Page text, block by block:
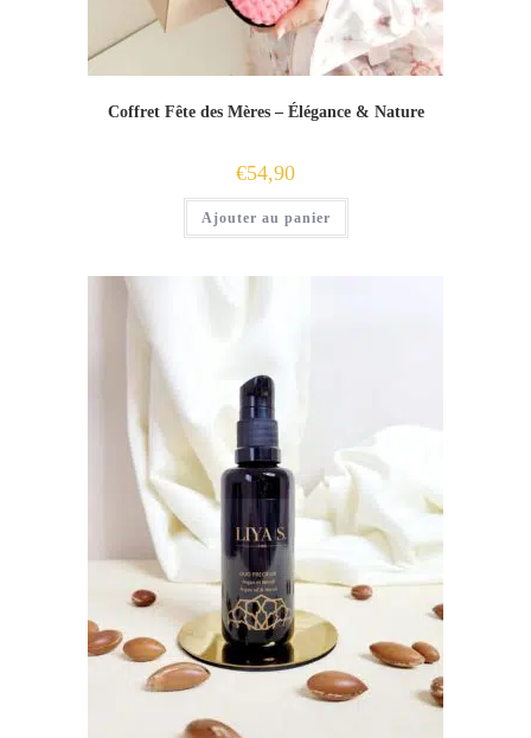
Coffret Fête des Mères – Élégance & Nature
€54,90
Ajouter au panier